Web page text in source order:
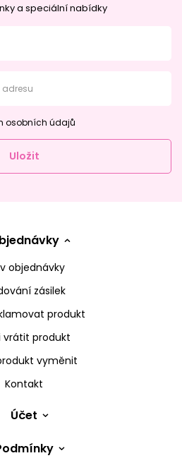
a speciální nabídky
osobních údajů
Uložit
objednávky
zásilek
produkt
vrátit produkt
vyměnit
Kontakt
Účet